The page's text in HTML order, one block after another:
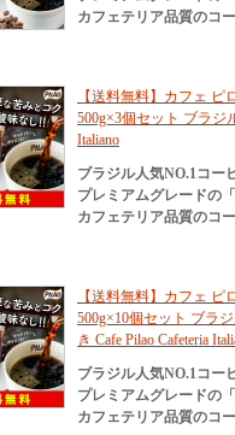
カフェテリア品質のコ
【送料無料】カフェ
500g×3個セット ブラジ
Italiano
ブラジル人気NO.1コー
プレミアムグレードの
カフェテリア品質のコ
【送料無料】カフェ
500g×10個セット ブラ
き Cafe Pilao Cafeteria
ブラジル人気NO.1コー
プレミアムグレードの
カフェテリア品質のコ